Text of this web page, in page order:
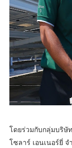
โดยร่วมกับกลุ่มบริษั
โซลาร์ เอนเนอร์ยี่